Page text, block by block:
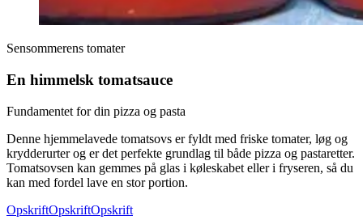
Sensommerens tomater
En himmelsk tomatsauce
Fundamentet for din pizza og pasta
Denne hjemmelavede tomatsovs er fyldt med friske tomater, løg og
krydderurter og er det perfekte grundlag til både pizza og pastaretter.
Tomatsovsen kan gemmes på glas i køleskabet eller i fryseren, så du
kan med fordel lave en stor portion.
OpskriftOpskriftOpskrift